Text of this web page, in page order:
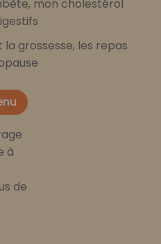
mon cholestérol
grossesse, les repas
à
de